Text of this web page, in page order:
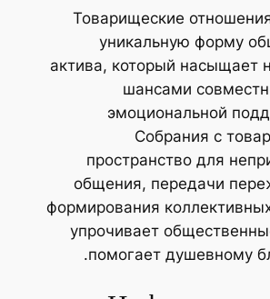
Товарищеские
уникальную форму
актива, который насыщает
шансами
эмоциональной
Собрания с
пространство для
общения, передачи
формирования
упрочивает
помогает душевному